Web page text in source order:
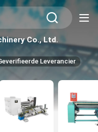
Co., Ltd.
Leverancier